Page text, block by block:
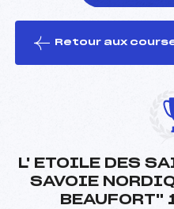
le ski
Retour aux
L' ETOILE DES
SAVOIE